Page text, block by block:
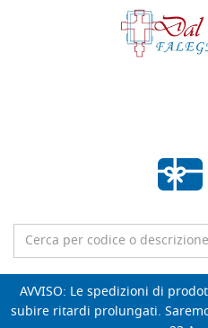
AVVISO: Le spedizioni di
subire ritardi prolungati.